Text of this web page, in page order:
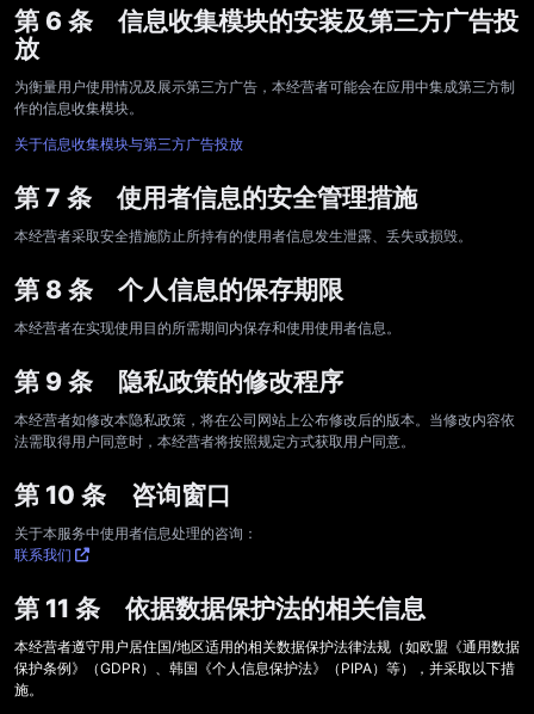
第 6 条 信息收集模块的安装及第三方广告投
放
为衡量用户使用情况及展示第三方广告，本经营者可能会在应用中集成第三方制
作的信息收集模块。
关于信息收集模块与第三方广告投放
第 7 条 使用者信息的安全管理措施
本经营者采取安全措施防止所持有的使用者信息发生泄露、丢失或损毁。
第 8 条 个人信息的保存期限
本经营者在实现使用目的所需期间内保存和使用使用者信息。
第 9 条 隐私政策的修改程序
本经营者如修改本隐私政策，将在公司网站上公布修改后的版本。当修改内容依
法需取得用户同意时，本经营者将按照规定方式获取用户同意。
第 10 条 咨询窗口
关于本服务中使用者信息处理的咨询：
联系我们
第 11 条 依据数据保护法的相关信息
本经营者遵守用户居住国/地区适用的相关数据保护法律法规（如欧盟《通用数据
保护条例》（GDPR）、韩国《个人信息保护法》（PIPA）等），并采取以下措
施。